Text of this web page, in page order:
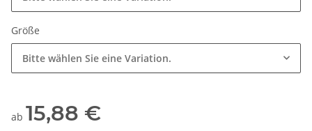
Größe
Bitte wählen Sie eine Variation.
ab 15,88 €